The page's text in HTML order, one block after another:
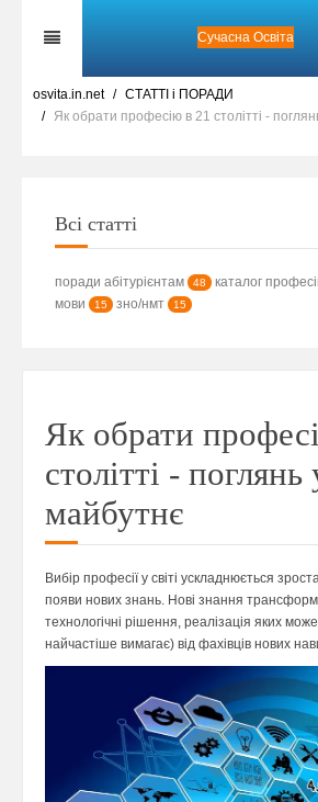
Сучасна Освіта
osvita.in.net
СТАТТІ і ПОРАДИ
Як обрати професію в 21 столітті -
Всі статті
поради абітурієнтам 48 каталог
мови
15 зно/нмт 15
Як обрати
столітті - поглянь
майбутнє
Вибір професії у світі ускладнюється
появи нових знань. Нові знання
технологічні рішення, реалізація яких
найчастіше вимагає) від фахівців нових